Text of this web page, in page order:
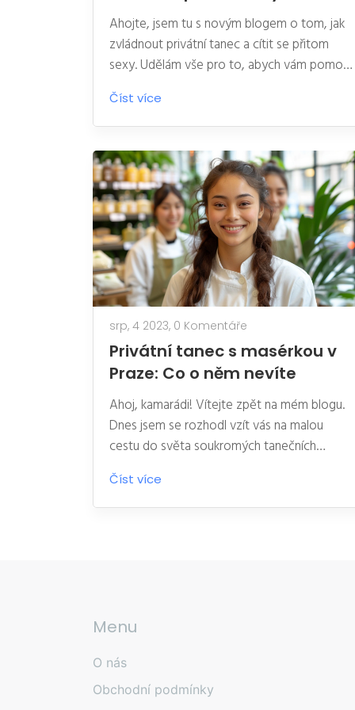
Ahojte, jsem tu s novým blogem o tom, jak
zvládnout privátní tanec a cítit se přitom
sexy. Udělám vše pro to, abych vám pomohl
změnit váš vlastní pohled na tancování.
Ukážu vám, jak můžete zvládnout svůj vlastní
privátní tanec a jak můžete sebevědomě a
sebejistě využívat své tělo. To je pro mě
tajemství, jak se cítit sexy při tanci. Doufám,
že vás to bude bavit a těším se na další
tancování!
Číst více
srp, 4 2023, 0 Komentáře
Privátní tanec s masérkou v
Praze: Co o něm nevíte
Ahoj, kamarádi! Vítejte zpět na mém blogu.
Dnes jsem se rozhodl vzít vás na malou
cestu do světa soukromých tanečních
sezení s masérkou v Praze. Je to úžasný
zážitek plný relaxace, uvolnění a
samozřejmě skvělého tance. Co na tom ale
Číst více
Menu
O nás
Obchodní podmínky